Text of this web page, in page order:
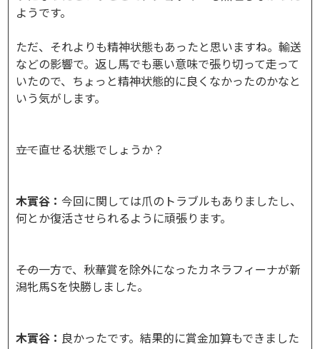
ようです。
ただ、それよりも精神状態もあったと思いますね。輸送
などの影響で。返し馬でも悪い意味で張り切って走って
いたので、ちょっと精神状態的に良くなかったのかなと
いう気がします。
――立て直せる状態でしょうか？
木實谷：今回に関しては爪のトラブルもありましたし、
何とか復活させられるように頑張ります。
――その一方で、秋華賞を除外になったカネラフィーナが新
潟牝馬Sを快勝しました。
木實谷： 良かったです。結果的に賞金加算もできました